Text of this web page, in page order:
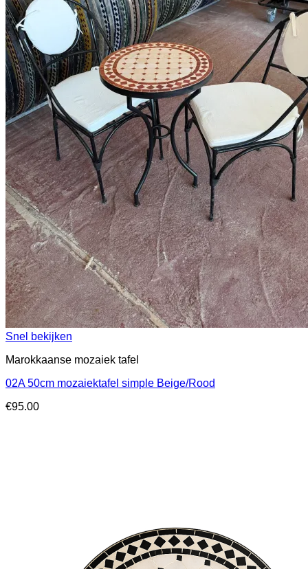
Snel bekijken
Marokkaanse mozaiek tafel
02A 50cm mozaiektafel simple Beige/Rood
€95.00